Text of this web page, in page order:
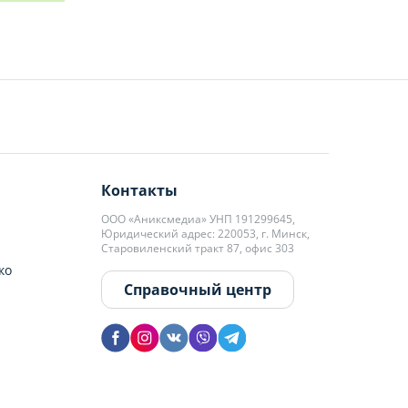
Контакты
ООО «Аниксмедиа» УНП 191299645,
Юридический адрес: 220053, г. Минск,
Старовиленский тракт 87, офис 303
Справочный центр